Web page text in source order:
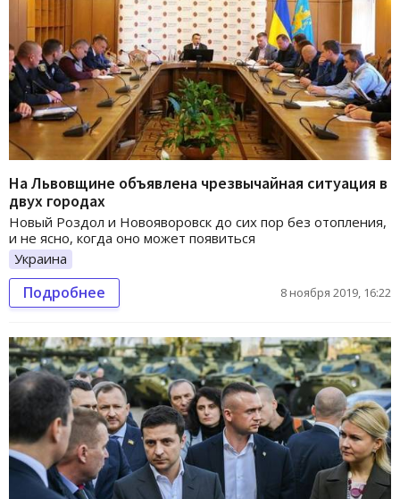
На Львовщине объявлена чрезвычайная ситуация в
двух городах
Новый Роздол и Новояворовск до сих пор без отопления,
и не ясно, когда оно может появиться
Украина
Подробнее 8 ноября 2019, 16:22